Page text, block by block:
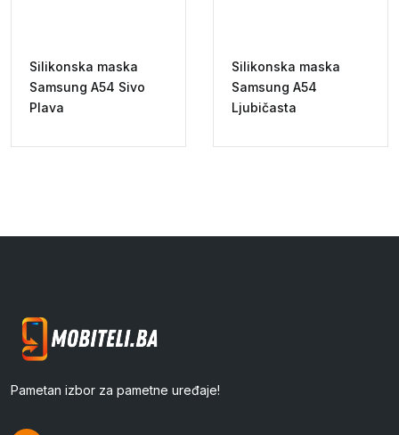
Silikonska maska
Samsung A54 Sivo
Plava
Silikonska maska
Samsung A54
Ljubičasta
Pametan izbor za pametne uređaje!